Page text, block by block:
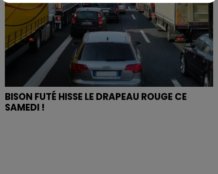
BISON FUTÉ HISSE LE DRAPEAU ROUGE CE
SAMEDI !